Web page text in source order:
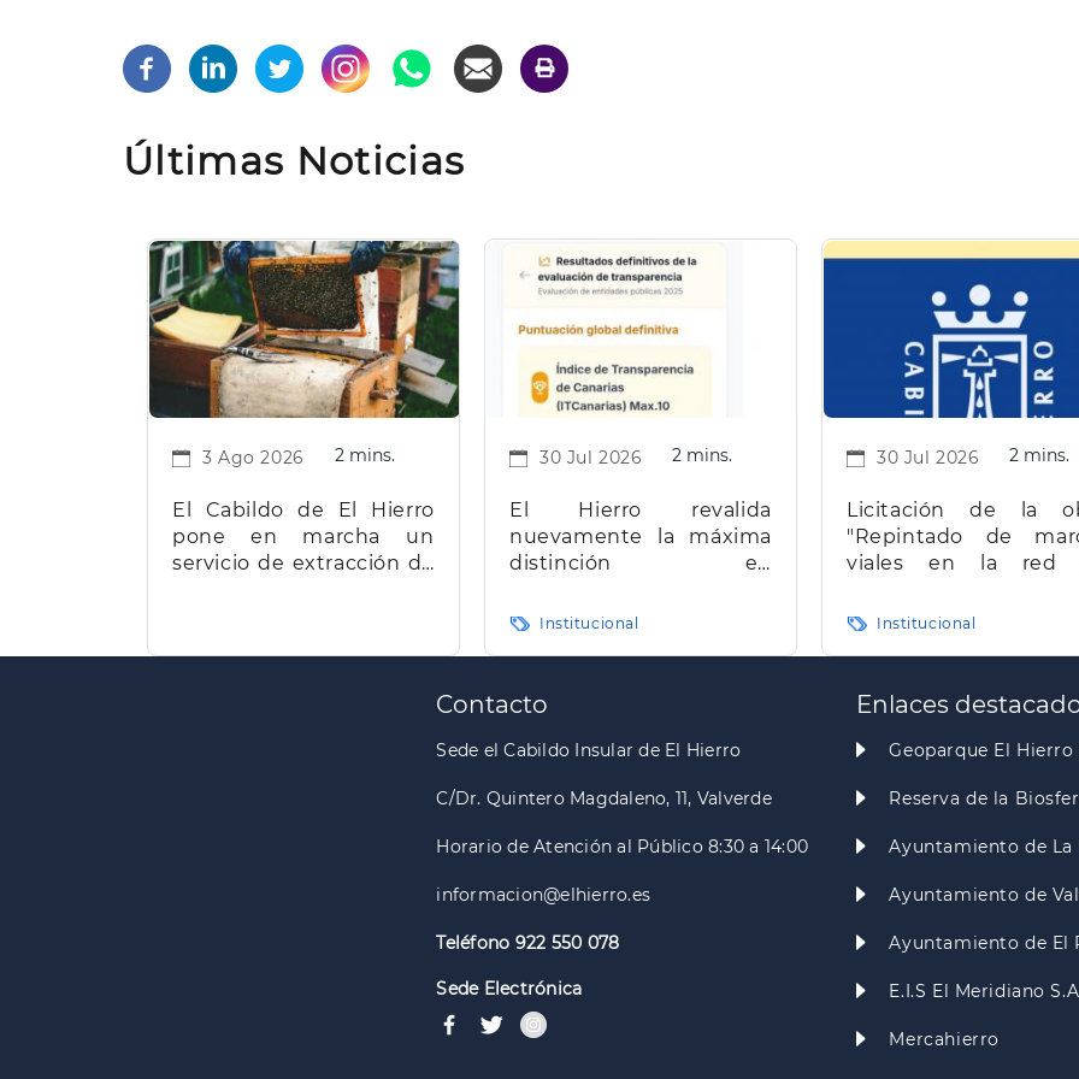
Últimas Noticias
3 Ago 2026 2 mins.
El Cabildo de El Hierro
pone en marcha un
servicio de extracción de
30 Jul 2026 2 mins.
El Hierro revalida
nuevamente la máxima
distinción en
Canarias
Institucional
30 Jul 2026 2 mins.
Licitación de la
"Repintado de
viales en la red
Hierro"
Institucional
Paginación
Contacto
Sede el Cabildo Insular de El Hierro
C/Dr. Quintero Magdaleno, 11, Valverde
Horario de Atención al Público 8:30 a 14:00
informacion@elhierro.es
Teléfono 922 550 078
Sede Electrónica
Enlaces
Geoparque El Hierro
Reserva de la
Ayuntamiento de La
Ayuntamiento de
Ayuntamiento de El
E.I.S El Meridiano
Mercahierro